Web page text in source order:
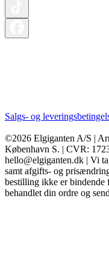
Salgs- og
©2026 Elgiganten A/S |
København S. | CVR:
hello@elgiganten.dk | Vi
samt afgifts- og
bestilling ikke er
behandlet din ordre og